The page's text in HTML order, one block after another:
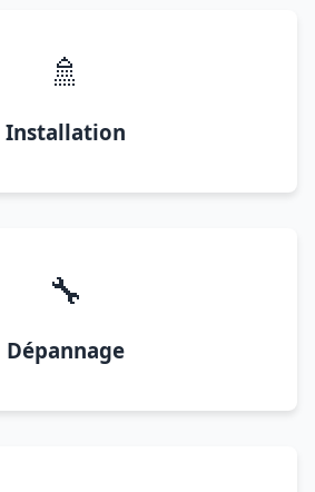
🚿
Installation
🔧
Dépannage